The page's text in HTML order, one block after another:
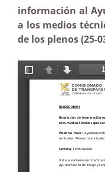
información al
a los medios
de los plenos (25-